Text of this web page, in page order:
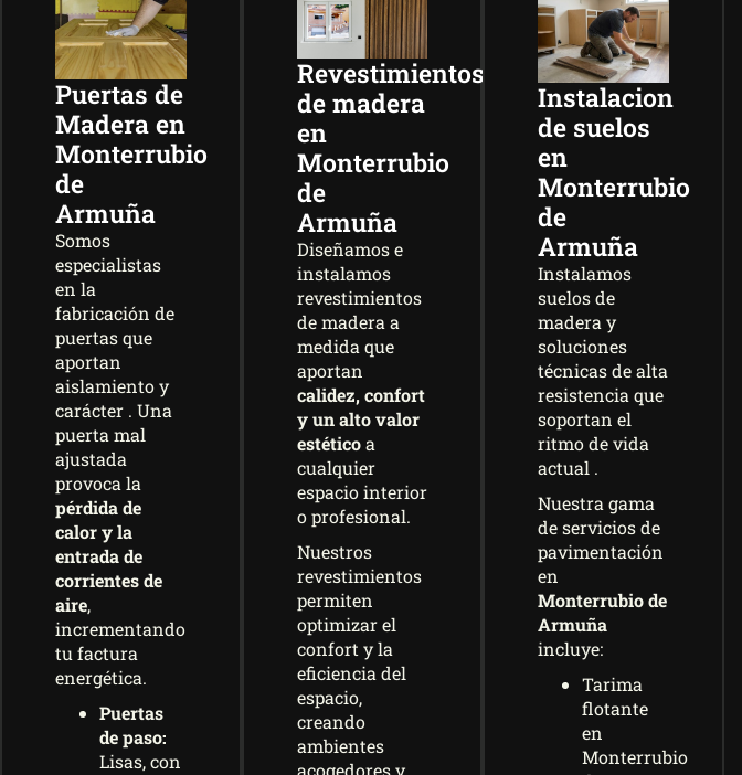
Puertas de
Madera en
Monterrubio
de
Armuña
Somos
especialistas
en la
fabricación de
puertas que
aportan
aislamiento y
carácter . Una
puerta mal
ajustada
provoca la
pérdida de
calor y la
entrada de
corrientes de
aire,
incrementando
tu factura
energética.
Puertas
de paso:
Lisas, con
Revestimientos
de madera
en
Monterrubio
de
Armuña
Diseñamos e
instalamos
revestimientos
de madera a
medida que
aportan
calidez, confort
y un alto valor
estéticoa
cualquier
espacio interior
o profesional.
Nuestros
revestimientos
permiten
optimizar el
confort y la
eficiencia del
espacio,
creando
ambientes
acogedores y
Instalacion
de suelos
en
Monterrubio
de
Armuña
Instalamos
suelos de
madera y
soluciones
técnicas de alta
resistencia que
soportan el
ritmo de vida
actual .
Nuestra gama
de servicios de
pavimentación
en
Monterrubio de
Armuña
incluye:
Tarima
flotante
en
Monterrubio